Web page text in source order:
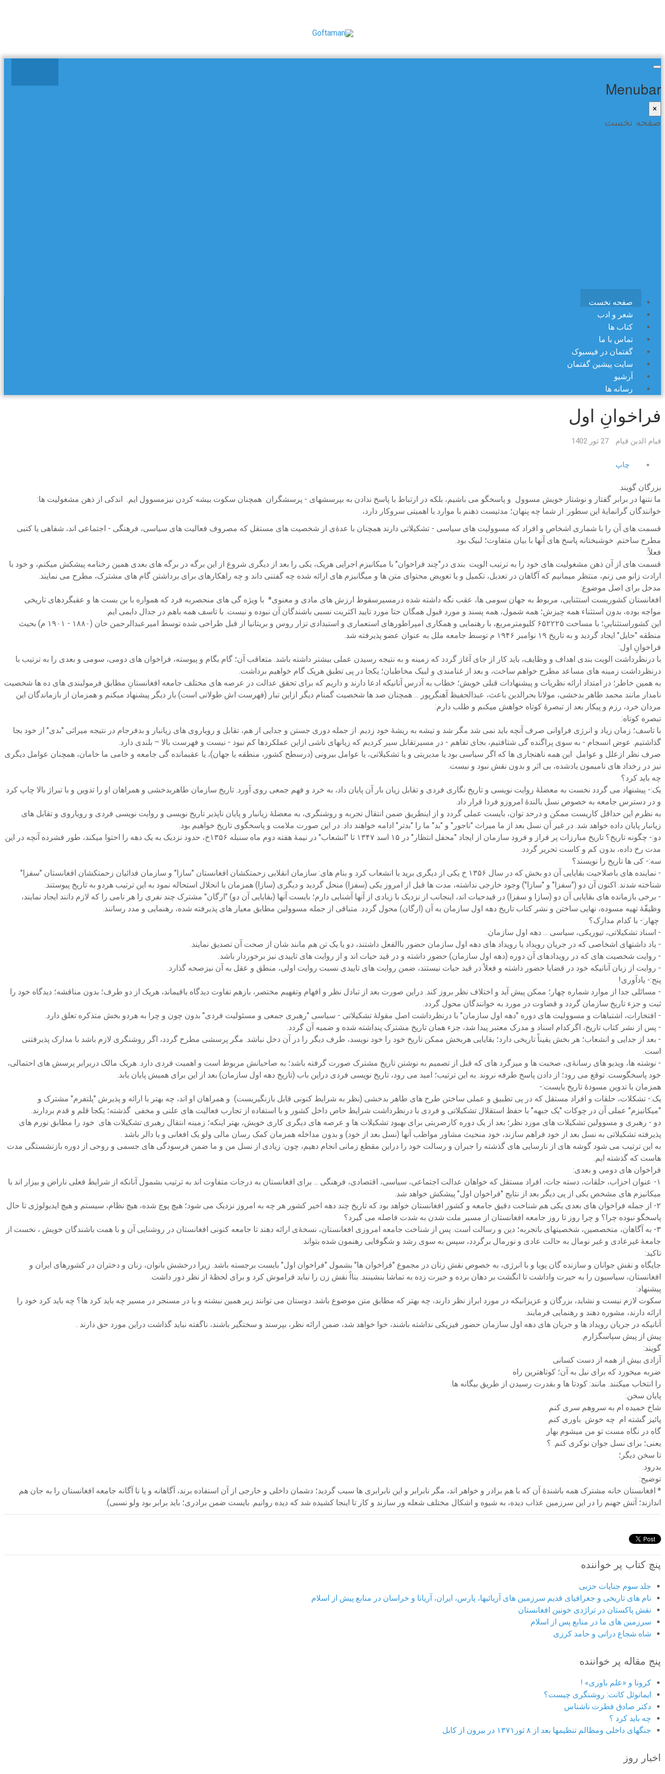
Menubar
×
صفحه نخست
صفحه نخست
شعر و ادب
کتاب ها
تماس با ما
گفتمان در فیسبوک
سایت پیشین گفتمان
آرشیو
رسانه ها
فراخوانِ اول
قیام الدین قیام 27 ثور 1402
چاپ
بزرگان گویند
ما نتنها در برابر گفتار و نوشتار خویش مسوول و پاسخگو می باشیم، بلکه در ارتباط با پاسخ ندادن به بپرسشهای - پرسشگران همچنان سکوت بیشه کردن نیزمسوول ایم. اندکی از ذهن مشغولیت ها:
خوانندگان گرانمایۀ این سطور: از شما چه پنهان؛ مدتیست ذهنم با موارد با اهمیتی سروکار دارد،
قسمت های آن را با شماری اشخاص و افراد که مسوولیت های سیاسی - تشکیلاتی دارند همچنان با عدۀی از شخصیت های مستقل که مصروف فعالیت های سیاسی، فرهنگی - اجتماعی اند، شفاهی یا کتبی
مطرح ساختم. خوشبختانه پاسخ های آنها با بیان متفاوت؛ لبیک بود.
فعلاً:
قسمت های از آن ذهن مشغولیت های خود را به ترتیب الویت بندی در"چند فراخوان" با میکانیزم اجرایی هریک، یکی را بعد از دیگری شروع از این برگه در برگه های بعدی همین رخنامه پیشکش میکنم، و خود با
ارادت زانو می زنم، منتظر میمانیم که آگاهان در تعدیل، تکمیل و یا تعویض محتوای متن ها و میگانیزم های ارائه شده چه گفتنی داند و چه راهکارهای برای برداشتن گام های مشترک، مطرح می نمایند.
مدخل برای اصل موضوع:
افغانستان کشوریست استثنایی، مربوط به جهان سومی ها، عقب نگه داشته شده درمسیرسقوط ارزش های مادی و معنوی* با ویژه گی های منحصربه فرد که همواره با بن بست ها و عقبگردهای تاریخی
مواجه بوده، بدون استثناء همه چیزش؛ همه شمول، همه پسند و مورد قبول همگان حتا مورد تایید اکثریت نسبی باشندگان آن نبوده و نیست. با تاسف همه باهم در جدال دایمی ایم.
این کشوراستثناییِ؛ با مساحت ۶۵۲۲۲۵ کلیومترمربع، با رهنمایی و همکاری امپراطورهای استعماری و استبدادی تزار روس و بریتانیا از قبل طراحی شده توسط امیرعبدالرحمن خان (۱۸۸۰ - ۱۹۰۱ م) بحیث
منطقه "حایل" ایجاد گردید و به تاریخ ۱۹ نوامبر ۱۹۴۶ م توسط جامعه ملل به عنوان عضو پذیرفته شد.
فراخوانِ اول:
با درنظرداشت الویت بندی اهداف و وظایف، باید کار از جای آغاز گردد که زمینه و به نتیجه رسیدن عملی بیشتر داشته باشد. متعاقب آن؛ گام بگام و پیوسته، فراخوان های دومی، سومی و بعدی را به ترتیب با
درنظرداشت زمینه های مساعد مطرح خواهم ساخت، و بعد از غنامندی و لبیک مخاطبان؛ یکجا در پی تطبق هریک گام خواهیم برداشت.
به همین خاطر؛ در امتداد ارائه نظریات و پیشنهادات قبلی خویش؛ خطاب به آدرس آنانیکه ادعا دارند و داریم که برای تحقق عدالت در عرصه های مختلف جامعه افغانستانِ مطابق فرمولبندی های ده ها شخصیت
نامدار مانند محمد طاهر بدخشی، مولانا بحرالدین باعث، عبدالحفیظ آهنگرپور ... همچنان صد ها شخصیت گمنام دیگر ازاین تبار (فهرست اش طولانی است) بار دیگر پیشنهاد میکنم و همزمان از بازماندگان این
مردان خرد، رزم و پیکار بعد از تبصرۀ کوتاه خواهش میکنم و طلب دارم:
تبصره کوتاه:
با تاسف؛ زمان زیاد و انرژی فراوانی صرف آنچه باید نمی شد مگر شد و تیشه به ریشۀ خود زدیم. از جمله دوری جستن و جدایی از هم، تقابل و رویاروی های زیانبار و بدفرجام در نتیجه میراثی "بدی" از خود بجا
گذاشتیم. عوض انسجام - به سوی پراگنده گی شتافتیم، بجای تفاهم - در مسیرتقابل سیر کردیم که زیانهای ناشی ازاین عملکردها کم نبود - نیست و فهرست بالا – بلندی دارد.
صرف نظر ازعلل و عوامل این همه ناهنجاری ها که اگر سیاسی بود یا مدیریتی و یا تشکیلاتی، یا عوامل بیرونی (درسطح کشور، منطقه یا جهان)، یا عقبمانده گی جامعه و خامی ما خامان، همچنان عوامل دیگری
نیز در رخداد های نامیمون یادشده، بی اثر و بدون نقش نبود و نیست.
چه باید کرد؟
یک:- پیشنهاد می گردد نخست به معضلۀ روایت نویسی و تاریخ نگاری فردی و تقابل زیان بار آن پایان داد، به خرد و فهم جمعی روی آورد. تاریخ سازمان طاهربدخشی و همراهان او را تدوین و با تیراژ بالا چاپ کرد
و در دسترس جامعه به خصوص نسل بالندۀ امروزو فردا قرار داد.
به نظرم این حداقل کاریست ممکن و درحد توان، بایست عملی گردد و از اینطریق ضمن انتقال تجربه و روشنگری، به معضلۀ زیانبار و پایان ناپذیر تاریخ نویسی و روایت نویسی فردی و رویاروی و تقابل های
زیانبار پایان داده خواهد شد. در غیر آن نسل بعد از ما میراث "ناجور" و "بد" ما را "بدتر" ادامه خواهند داد. در این صورت ملامت و پاسخگوی تاریخ خواهیم بود.
دو:- چگونه تاریخ؟ تاریخ مبارزات پر فراز و فرود سازمان از ایجاد "محفل انتظار" در ۱۵ اسد ۱۳۴۷ تا "انشعاب" در نیمۀ هفته دوم ماه سنبله ۱۳۵۶خ، حدود نزدیک به یک دهه را احتوا میکند، طور فشرده آنچه در این
مدت رخ داده، بدون کم و کاست تحریر گردد.
سه:- کی ها تاریخ را نویسند؟
- نماینده های باصلاحیت بقایایی آن دو بخش که در سال ۱۳۵۶ خ یکی از دیگری برید یا انشعاب کرد و بنام های: سازمان انقلابی زحمتکشان افغانستان "سازا" و سازمان فدائیان زحمتکشان افغانستان "سفزا"
شناخته شدند. اکنون آن دو ("سفزا" و "سازا") وجود خارجی نداشته، مدت ها قبل از امروز یکی (سفزا) منحل گردید و دیگری (سازا) همزمان با انحلال استحاله نمود به این ترتیب هردو به تاریخ پیوستند.
- برخی بازمانده های بقایایی آن دو (سازا و سفزا) در قیدحیات اند، اینجانب از نزدیک با زیادی از آنها آشنایی دارم؛ بایست آنها (بقایایی آن دو) "ارگان" مشترک چند نفری را هر نامی را که لازم دانند ایجاد نمایند،
وظیفّۀ تهیه مسوده، نهایی ساختن و نشر کتاب تاریخ دهه اول سازمان به آن (ارگان) محول گردد. متباقی از جمله مسوولین مطابق معیار های پذیرفته شده، رهنمایی و مدد رسانند.
چهار:- با کدام مدارک؟
- اسناد تشکیلاتی، تیوریکی، سیاسی ... دهه اول سازمان.
- یاد داشتهای اشخاصی که در جریان رویداد یا رویداد های دهه اول سازمان حضور باالفعل داشتند، دو یا یک تن هم مانند شان از صحت آن تصدیق نمایند.
- روایت شخصیت های که در رویدادهای آن دوره (دهه اول سازمان) حضور داشته و در قید حیات اند و از روایت های تاییدی نیز برخوردار باشد.
- روایت از زبان آنانیکه خود در قضایا حضور داشته و فعلاً در قید حیات نیستند، ضمن روایت های تاییدی نسبت روایت اولی، منطق و عقل به آن نیزصحه گذارد.
پنج:- یادآوری!
- مسائلی جدا از موارد شماره چهار؛ ممکن پیش آید و اختلاف نظر بروز کند. دراین صورت بعد از تبادل نظر و افهام وتفهیم مختصر، بازهم تفاوت دیدگاه باقیماند، هریک از دو طرف؛ بدون مناقشه؛ دیدگاه خود را
ثبت و جزء تاریخ سازمان گردد و قضاوت در مورد به خوانندگان محول گردد.
- افتخارات، اشتباهات و مسوولیت های دوره "دهه اول سازمان" با درنظرداشت اصل مقولۀ تشکیلاتی - سیاسی "رهبری جمعی و مسئولیت فردی" بدون چون و چرا به هردو بخش متذکره تعلق دارد.
- پس از نشر کتاب تاریخ، اگرکدام اسناد و مدرک معتبر پیدا شد، جزء همان تاریخ مشترک پنداشته شده و ضمیه آن گردد.
- بعد از جدایی و انشعاب؛ هر بخش یقیناً تاریخی دارد؛ بقایایی هربخش ممکن تاریخ خود را خود نویسد، طرف دیگر را در آن دخل نباشد. مگر پرسشی مطرح گردد، اگر روشنگری لازم باشد با مدارک پذیرفتنی
است.
- نوشته ها، ویدیو های رسانۀی، صحبت ها و میزگرد های که قبل از تصمیم به نوشتن تاریخ مشترک صورت گرفته باشد؛ به صاحبانش مربوط است و اهمیت فردی دارد. هریک مالک دربرابر پرسش های احتمالی،
خود پاسخگوست. توقع می رود؛ از دادن پاسخ طرفه نروند. به این ترتیب؛ امید می رود، تاریخ نویسی فردی دراین باب (تاریخ دهه اول سازمان) بعد از این برای همیش پایان یابد.
همزمان با تدوین مسودۀ تاریخ بایست:-
یک:- تشکلات، حلقات و افراد مستقل که در پی تطبیق و عملی ساختن طرح های طاهر بدخشی (نظر به شرایط کنونی قابل بازنگیریست) و همراهان او اند، چه بهتر با ارائه و پذیرش "پلتفرم" مشترک و
"میکانیزم" عملی آن در چوکات "یک جبهه" با حفظ استقلال تشکیلاتی و فردی با درنظرداشت شرایط خاص داخل کشور و با استفاده از تجارب فعالیت های علنی و مخفی گذشته؛ یکجا قلم و قدم بردارند.
دو - رهبری و مسوولین تشکیلات های مورد نظر؛ بعد از یک دوره کارضربتی برای بهبود تشکیلات ها و عرصه های دیگری کاری خویش، بهتر اینکه؛ زمینه انتقال رهبری تشکیلات های خود را مطابق نورم های
پذیرفته تشکیلاتی به نسل بعد از خود فراهم سازند، خود منحیث مشاور مواظب آنها (نسل بعد از خود) و بدون مداخله همزمان کمک رسان مالی ولو یک افغانی و یا دالر باشد .
به این ترتیب می شود گوشه های از نارسایی های گذشته را جبران و رسالت خود را دراین مقطع زمانی انجام دهیم، چون: زیادی از نسل من و ما ضمن فرسودگی های جسمی و روحی از دوره بازنشستگی مدت
هاست که گذشته ایم.
فراخوان های دومی و بعدی:
۱- عنوان احزاب، حلقات، دسته جات، افراد مستقل که خواهان عدالت اجتماعی، سیاسی، اقتصادی، فرهنگی ... برای افغانستان به درجات متفاوت اند به ترتیب بشمول آنانکه از شرایط فعلی ناراض و بیزار اند با
میکانیزم های مشخص یکی از پی دیگر بعد از نتایج "فراخوان اول" پیشکش خواهد شد.
۲- از جمله فراخوان های بعدی یکی هم شناخت دقیق جامعه و کشور افغانستان خواهد بود که تاریخ چند دهه اخیر کشور هر چه به امروز نزدیک می شود؛ هیچ پوچ شده، هیچ نظام، سیستم و هیچ ایدیولوژی تا حال
پاسخگو نبوده چرا؟ و چرا روز تا روز جامعه افغانستان از مسیر ملت شدن به شدت فاصله می گیرد؟
۳- به آگاهان، متخصصین، شخصیتهای باتجربه؛ دین و رسالت است. پس از شناخت جامعه امروزی افغانستان، نسخۀی ارائه دهند تا جامعه کنونی افغانستان در روشنایی آن و با همت باشندگان خویش ، نخست از
جامعۀ غیرعادی و غیر نومال به حالت عادی و نورمال برگردد، سپس به سوی رشد و شگوفایی رهنمون شده بتواند.
تاکید:
جایگاه و نقش جوانان و سازنده گان پویا و با انرژی، به خصوص نقش زنان در مجموع "فراخوان ها" بشمول "فراخوان اول" بایست برجسته باشد. زیرا درخشش بانوان، زنان و دختران در کشورهای ایران و
افغانستان، سیاسیون را به حیرت واداشت تا انگشت بر دهان برده و حیرت زده به تماشا بنشینند. بنااً نقش زن را نباید فراموش کرد و برای لحظۀ از نظر دور داشت.
پیشنهاد:
سکوت لازم نیست و نشاید، بزرگان و عزیزانیکه در مورد ابراز نظر دارند، چه بهتر که مطابق متن موضوع باشد. دوستان می توانند زیر همین نبشته و یا در مسنجر در مسیر چه باید کرد ها؟ چه باید کرد خود را
ارائه دارند، مشوره دهند و رهنمایی فرمایند.
آنانیکه در جریان رویداد ها و جریان های دهه اول سازمان حضور فیزیکی نداشته باشند، خوا خواهد شد، ضمن ارائه نظر، بپرسند و سختگیر باشند، ناگفته نباید گذاشت دراین مورد حق دارند .
پیش از پیش سپاسگزارم.
گویند:
آزادی بیش از همه از دست کسانی
ضربه میخورد که برای نیل به آن؛ کوتاهترین راه
را انتخاب میکنند. مانند: کودتا ها و بقدرت رسیدن از طریق بیگانه ها.
پایان سخن:
شاخ خمیده ام به سروهم سری کنم
پائیز گشته ام چه خوش باوری کنم
گاه در نگاه مست تو من میشوم بهار
یعنی؛ برای نسل جوان نوکری کنم. ؟
تا سخن دیگر؛
بدرود.
توضیح:
* افغانستان خانه مشترک همه باشندۀ آن که با هم برادر و خواهر اند، مگر نابرابر و این نابرابری ها سبب گردید؛ دشمان داخلی و خارجی از آن استفاده برند، آگاهانه و یا نا آگانه جامعه افغانستان را به جان هم
اندازند؛ آتش جهنم را در این سرزمین عذاب دیده، به شیوه و اشکال مختلف شعله ور سازند و کار تا اینجا کشیده شد که دیده روانیم. بایست ضمن برادری؛ باید برابر بود ولو نسبی).
پنچ کتاب پر خواننده
جلد سوم جنایات حزبی
نام های تاریخی و جغرافیای قدیم سرزمین های آریائیها، پارس، ایران، آریانا و خراسان در منابع پیش از اسلام
نقش پاکستان در تراژدی خونین افغانستان
سرزمین های ما در منابع پس از اسلام
شاه شجاع درانی و حامد کرزی
پنج مقاله پر خواننده
کرونا و «علم باوری» !
ایمانوئل کانت: روشنگری چیست؟
دکتر صادق فطرت ناشناس
چه باید کرد ؟
جنگهای داخلی ومظالم تنظیمها بعد از ۸ ثور۱۳۷۱ در بیرون از کابل
اخبار روز